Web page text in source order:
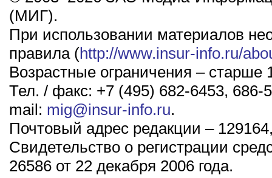
(МИГ).
При использовании материалов
правила (http://www.insur-info.ru/
Возрастные ограничения – старше
Тел. / факс: +7 (495) 682-6453, 686-
mail: mig@insur-info.ru.
Почтовый адрес редакции –
Свидетельство о регистрации
26586 от 22 декабря 2006 года.